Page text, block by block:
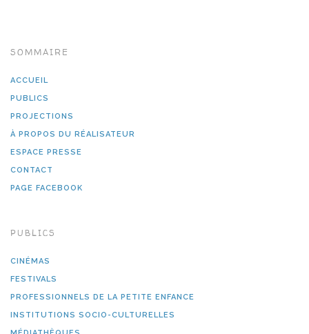
SOMMAIRE
ACCUEIL
PUBLICS
PROJECTIONS
À PROPOS DU RÉALISATEUR
ESPACE PRESSE
CONTACT
PAGE FACEBOOK
PUBLICS
CINÉMAS
FESTIVALS
PROFESSIONNELS DE LA PETITE ENFANCE
INSTITUTIONS SOCIO-CULTURELLES